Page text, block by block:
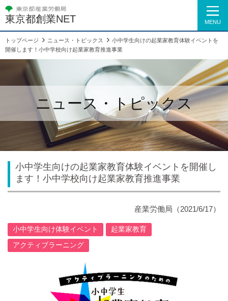
東京都創業NET MENU
トップページ ニュース・トピックス
小中学生向けの起業家教育体験イベントを
開催します！小中学校向け起業家教育推進事業
ニュース・トピックス
小中学生向けの起業家教育体験イベントを開催し
ます！小中学校向け起業家教育推進事業
産業労働局 （2021/6/17）
小中学生向け体験イベント
起業家教育
アクティブラーニング